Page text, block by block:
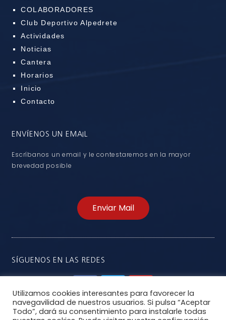
COLABORADORES
Club Deportivo Alpedrete
Actividades
Noticias
Cantera
Horarios
Inicio
Contacto
ENVÍENOS UN EMAIL
Escríbanos un email y le contestaremos en la mayor
brevedad posible
Enviar Mail
SÍGUENOS EN LAS REDES
Utilizamos cookies interesantes para favorecer la
navegavilidad de nuestros usuarios. Si pulsa “Aceptar
Todo”, dará su consentimiento para instalarle todas